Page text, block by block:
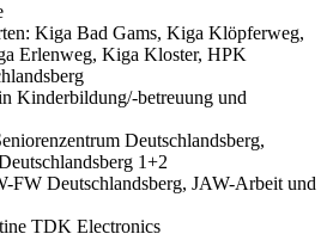
Kiga Bad Gams, Kiga Klöpferweg,
Erlenweg, Kiga Kloster, HPK
Kinderbildung/-betreuung und
Deutschlandsberg,
1+2
FW Deutschlandsberg, JAW-Arbeit und
TDK Electronics